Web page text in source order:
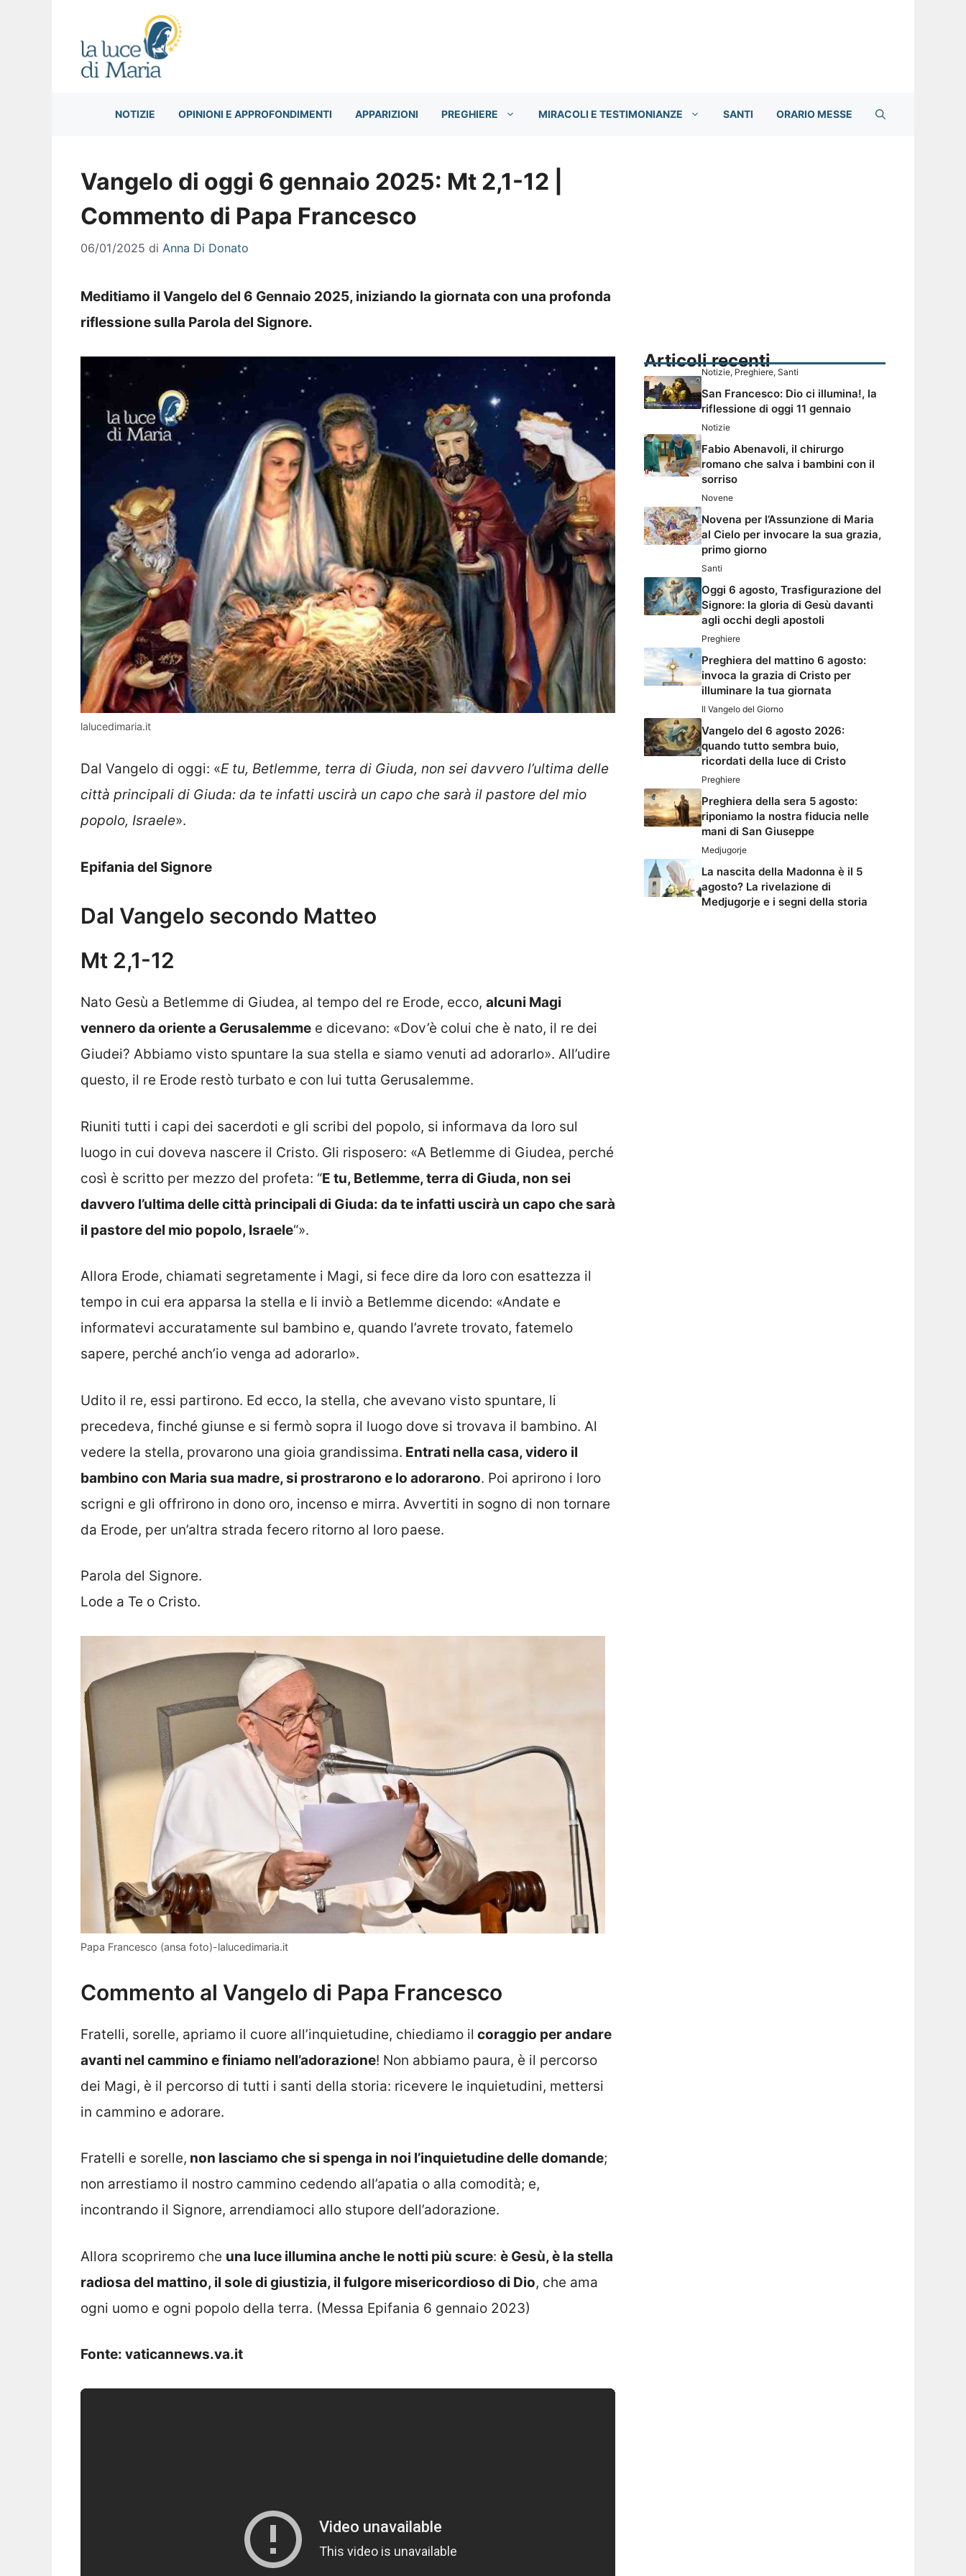
NOTIZIE OPINIONI E APPROFONDIMENTI APPARIZIONI PREGHIERE MIRACOLI E TESTIMONIANZE SANTI ORARIO MESSE
Vangelo di oggi 6 gennaio 2025: Mt 2,1-12 |
Commento di Papa Francesco
06/01/2025 di Anna Di Donato
Meditiamo il Vangelo del 6 Gennaio 2025, iniziando la giornata con una profonda
riflessione sulla Parola del Signore.
lalucedimaria.it
Dal Vangelo di oggi: «E tu, Betlemme, terra di Giuda, non sei davvero l’ultima delle
città principali di Giuda: da te infatti uscirà un capo che sarà il pastore del mio
popolo, Israele».
Epifania del Signore
Dal Vangelo secondo Matteo
Mt 2,1-12
Nato Gesù a Betlemme di Giudea, al tempo del re Erode, ecco, alcuni Magi
vennero da oriente a Gerusalemme e dicevano: «Dov’è colui che è nato, il re dei
Giudei? Abbiamo visto spuntare la sua stella e siamo venuti ad adorarlo». All’udire
questo, il re Erode restò turbato e con lui tutta Gerusalemme.
Riuniti tutti i capi dei sacerdoti e gli scribi del popolo, si informava da loro sul
luogo in cui doveva nascere il Cristo. Gli risposero: «A Betlemme di Giudea, perché
così è scritto per mezzo del profeta: “E tu, Betlemme, terra di Giuda, non sei
davvero l’ultima delle città principali di Giuda: da te infatti uscirà un capo che sarà
il pastore del mio popolo, Israele“».
Allora Erode, chiamati segretamente i Magi, si fece dire da loro con esattezza il
tempo in cui era apparsa la stella e li inviò a Betlemme dicendo: «Andate e
informatevi accuratamente sul bambino e, quando l’avrete trovato, fatemelo
sapere, perché anch’io venga ad adorarlo».
Udito il re, essi partirono. Ed ecco, la stella, che avevano visto spuntare, li
precedeva, finché giunse e si fermò sopra il luogo dove si trovava il bambino. Al
vedere la stella, provarono una gioia grandissima. Entrati nella casa, videro il
bambino con Maria sua madre, si prostrarono e lo adorarono. Poi aprirono i loro
scrigni e gli offrirono in dono oro, incenso e mirra. Avvertiti in sogno di non tornare
da Erode, per un’altra strada fecero ritorno al loro paese.
Parola del Signore.
Lode a Te o Cristo.
Papa Francesco (ansa foto)-lalucedimaria.it
Commento al Vangelo di Papa Francesco
Fratelli, sorelle, apriamo il cuore all’inquietudine, chiediamo il coraggio per andare
avanti nel cammino e finiamo nell’adorazione! Non abbiamo paura, è il percorso
dei Magi, è il percorso di tutti i santi della storia: ricevere le inquietudini, mettersi
in cammino e adorare.
Fratelli e sorelle, non lasciamo che si spenga in noi l’inquietudine delle domande;
non arrestiamo il nostro cammino cedendo all’apatia o alla comodità; e,
incontrando il Signore, arrendiamoci allo stupore dell’adorazione.
Allora scopriremo che una luce illumina anche le notti più scure: è Gesù, è la stella
radiosa del mattino, il sole di giustizia, il fulgore misericordioso di Dio, che ama
ogni uomo e ogni popolo della terra. (Messa Epifania 6 gennaio 2023)
Fonte: vaticannews.va.it
Articoli recenti
Notizie, Preghiere, Santi
San Francesco: Dio ci illumina!, la
riflessione di oggi 11 gennaio
Notizie
Fabio Abenavoli, il chirurgo
romano che salva i bambini con il
sorriso
Novene
Novena per l’Assunzione di Maria
al Cielo per invocare la sua grazia,
primo giorno
Santi
Oggi 6 agosto, Trasfigurazione del
Signore: la gloria di Gesù davanti
agli occhi degli apostoli
Preghiere
Preghiera del mattino 6 agosto:
invoca la grazia di Cristo per
illuminare la tua giornata
Il Vangelo del Giorno
Vangelo del 6 agosto 2026:
quando tutto sembra buio,
ricordati della luce di Cristo
Preghiere
Preghiera della sera 5 agosto:
riponiamo la nostra fiducia nelle
mani di San Giuseppe
Medjugorje
La nascita della Madonna è il 5
agosto? La rivelazione di
Medjugorje e i segni della storia